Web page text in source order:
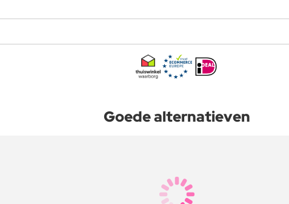
Goede alternatieven